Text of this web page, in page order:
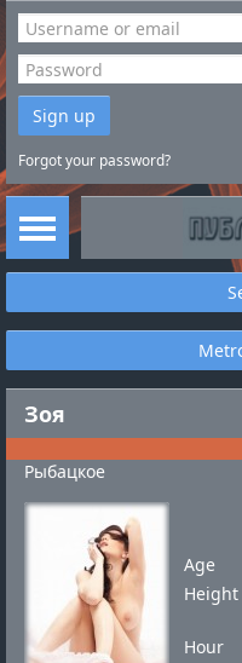
Sign up
Forgot your password?
Зоя
Рыбацкое
Age
Height
Hour